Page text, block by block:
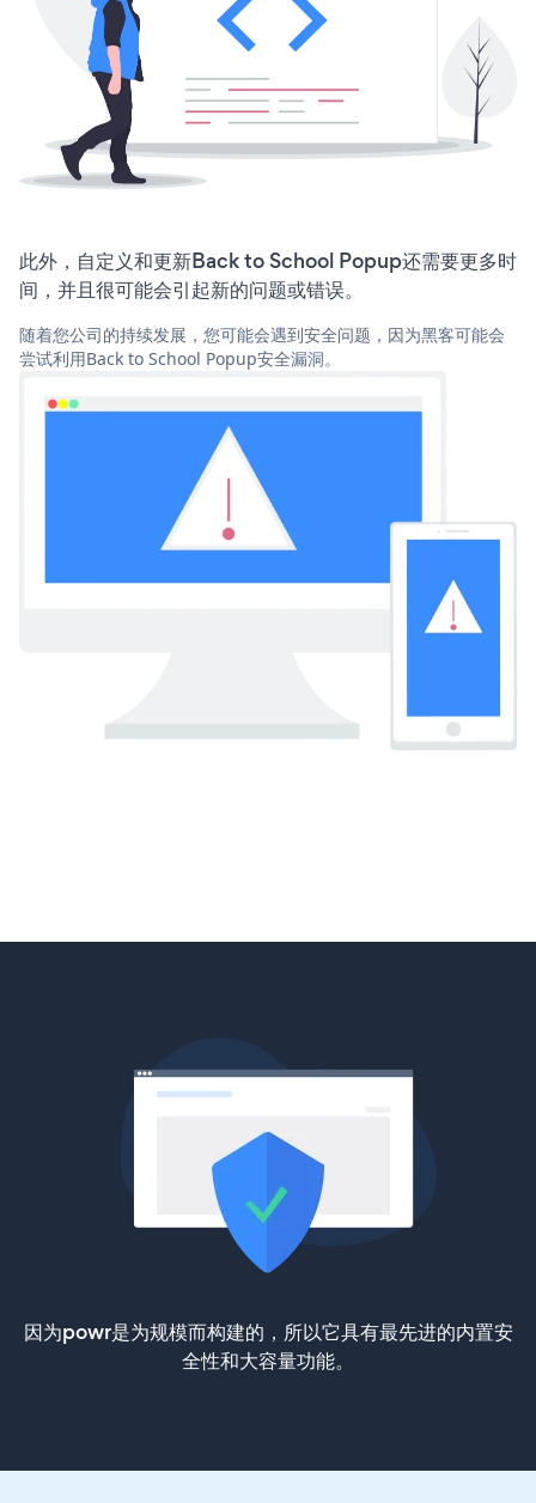
此外，自定义和更新Back to School Popup还需要更多时
间，并且很可能会引起新的问题或错误。
随着您公司的持续发展，您可能会遇到安全问题，因为黑客可能会
尝试利用Back to School Popup安全漏洞。
因为powr是为规模而构建的，所以它具有最先进的内置安
全性和大容量功能。